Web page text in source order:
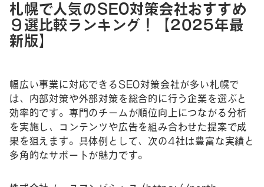
札幌で人気のSEO対策会社おすすめ
９選比較ランキング！【2025年最
新版】
幅広い事業に対応できるSEO対策会社が多い札幌で
は、内部対策や外部対策を総合的に行う企業を選ぶと
効率的です。専門のチームが順位向上につながる分析
を実施し、コンテンツや広告を組み合わせた提案で成
果を狙えます。具体例として、次の4社は豊富な実績と
多角的なサポートが魅力です。